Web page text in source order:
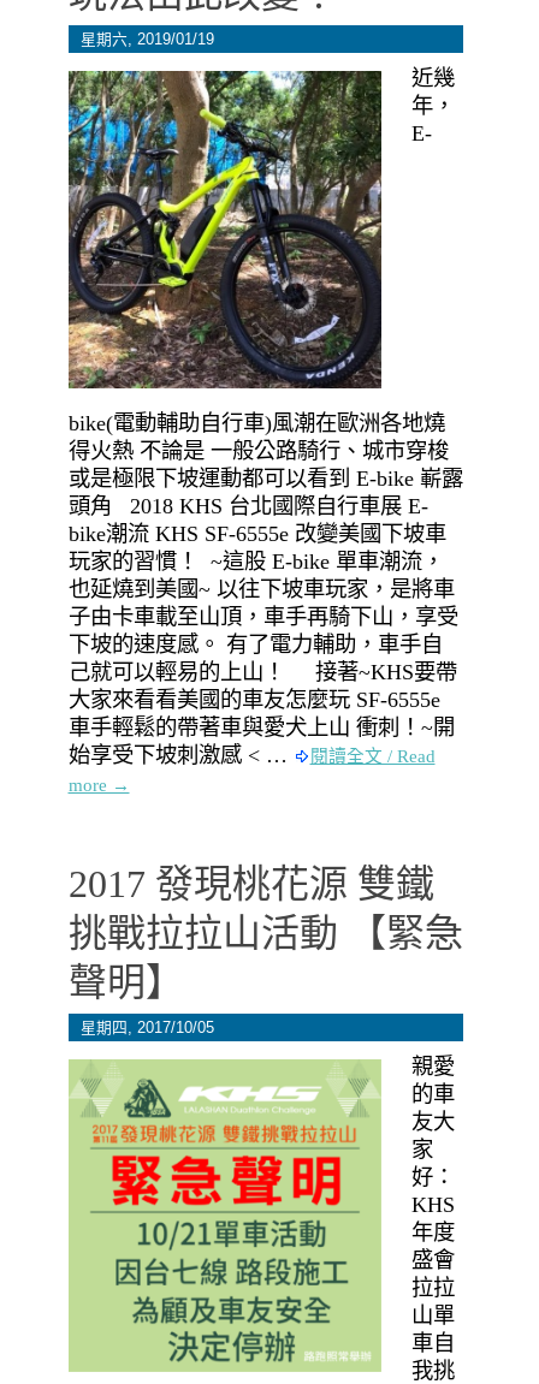
星期六, 2019/01/19
近幾
年，
E-
bike(電動輔助自行車)風潮在歐洲各地燒
得火熱 不論是 一般公路騎行、城市穿梭
或是極限下坡運動都可以看到 E-bike 嶄露
頭角 2018 KHS 台北國際自行車展 E-
bike潮流 KHS SF-6555e 改變美國下坡車
玩家的習慣！ ~這股 E-bike 單車潮流，
也延燒到美國~ 以往下坡車玩家，是將車
子由卡車載至山頂，車手再騎下山，享受
下坡的速度感。 有了電力輔助，車手自
己就可以輕易的上山！ 接著~KHS要帶
大家來看看美國的車友怎麼玩 SF-6555e
車手輕鬆的帶著車與愛犬上山 衝刺！~開
始享受下坡刺激感 < …
閱讀全文 / Read
more →
2017 發現桃花源 雙鐵
挑戰拉拉山活動 【緊急
聲明】
星期四, 2017/10/05
親愛
的車
友大
家
好：
KHS
年度
盛會
拉拉
山單
車自
我挑